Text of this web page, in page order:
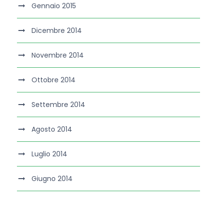
Gennaio 2015
Dicembre 2014
Novembre 2014
Ottobre 2014
Settembre 2014
Agosto 2014
Luglio 2014
Giugno 2014